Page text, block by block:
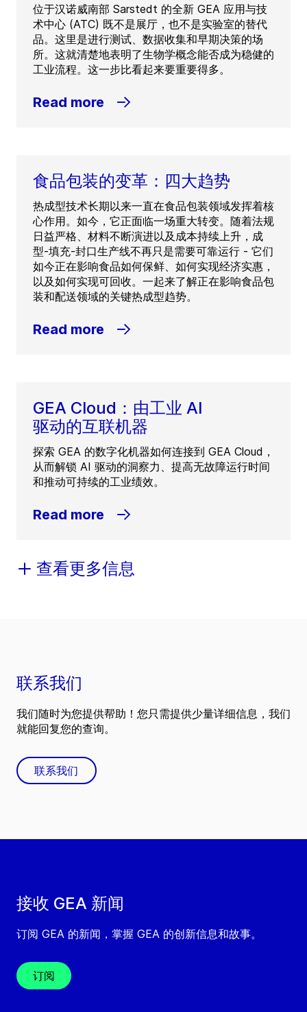
位于汉诺威南部 Sarstedt 的全新 GEA 应用与技
术中心 (ATC) 既不是展厅，也不是实验室的替代
品。这里是进行测试、数据收集和早期决策的场
所。这就清楚地表明了生物学概念能否成为稳健的
工业流程。这一步比看起来要重要得多。
Read more
食品包装的变革：四大趋势
热成型技术长期以来一直在食品包装领域发挥着核
心作用。如今，它正面临一场重大转变。随着法规
日益严格、材料不断演进以及成本持续上升，成
型-填充-封口生产线不再只是需要可靠运行 - 它们
如今正在影响食品如何保鲜、如何实现经济实惠，
以及如何实现可回收。一起来了解正在影响食品包
装和配送领域的关键热成型趋势。
Read more
GEA Cloud：由工业 AI
驱动的互联机器
探索 GEA 的数字化机器如何连接到 GEA Cloud，
从而解锁 AI 驱动的洞察力、提高无故障运行时间
和推动可持续的工业绩效。
Read more
查看更多信息
接收 GEA 新闻
订阅 GEA 的新闻，掌握 GEA 的创新信息和故事。
订阅
联系我们
我们随时为您提供帮助！您只需提供少量详细信息，我们
就能回复您的查询。
联系我们